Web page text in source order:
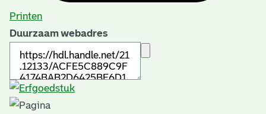
Printen
Duurzaam webadres